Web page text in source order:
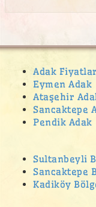
Hilal
Adak
Eymen Adak
Ataşehir
Sancaktepe
Pendik Adak
Sultanbeyli
Sancaktepe
Kadiköy